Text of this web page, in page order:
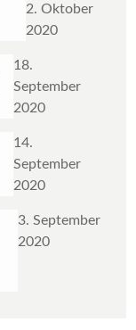
2. Oktober
2020
18.
September
2020
14.
September
2020
3. September
2020